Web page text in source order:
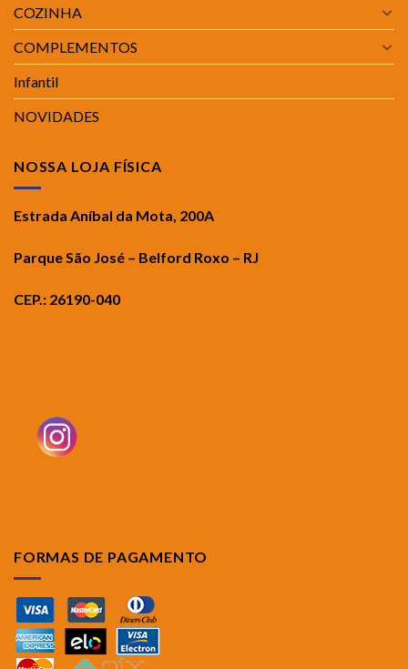
COZINHA
COMPLEMENTOS
Infantil
NOVIDADES
NOSSA LOJA FÍSICA
Estrada Aníbal da Mota, 200A
Parque São José – Belford Roxo – RJ
CEP.: 26190-040
FORMAS DE PAGAMENTO